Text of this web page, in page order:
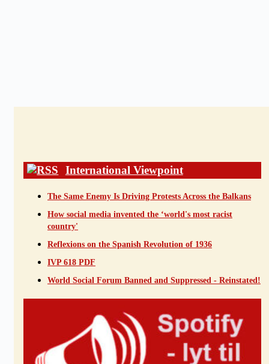
International Viewpoint
The Same Enemy Is Driving Protests Across the Balkans
How social media invented the ‘world's most racist
country'
Reflexions on the Spanish Revolution of 1936
IVP 618 PDF
World Social Forum Banned and Suppressed - Reinstated!